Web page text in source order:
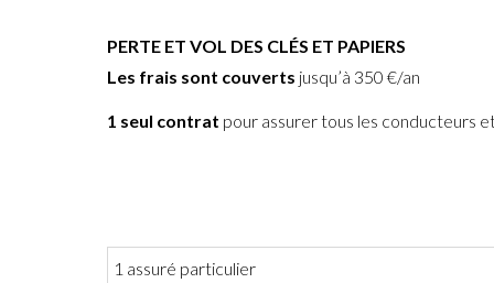
PERTE ET VOL DES CLÉS ET PAPIERS
Les frais sont couverts jusqu’à 350 €/an
1 seul contrat pour assurer tous les conducteurs
1 assuré particulier